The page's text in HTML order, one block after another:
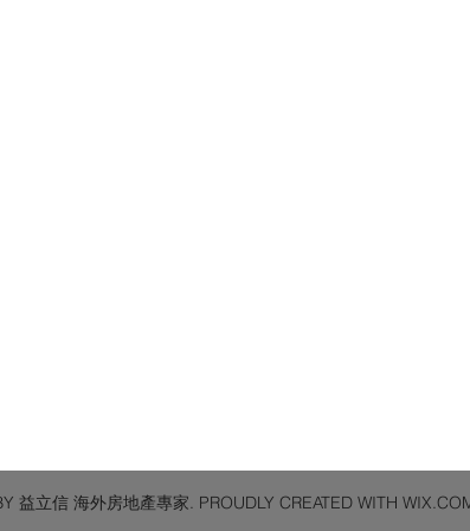
益立信 海外房地產專家. PROUDLY CREATED WITH